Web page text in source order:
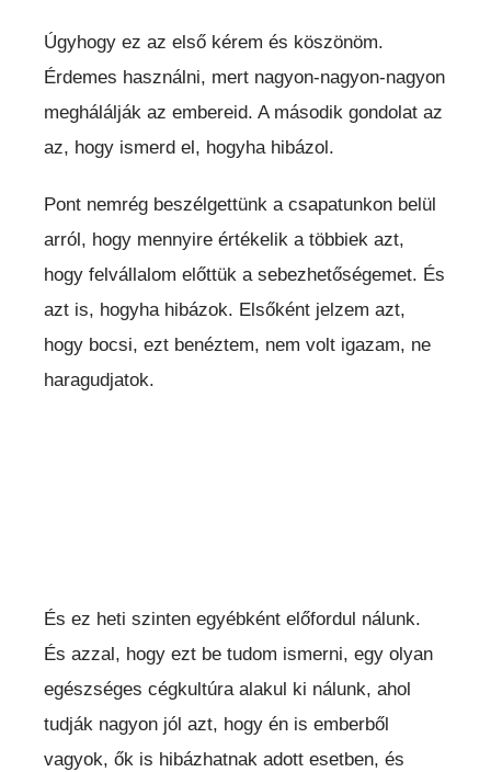
Úgyhogy ez az első kérem és köszönöm.
Érdemes használni, mert nagyon-nagyon-nagyon
meghálálják az embereid. A második gondolat az
az, hogy ismerd el, hogyha hibázol.
Pont nemrég beszélgettünk a csapatunkon belül
arról, hogy mennyire értékelik a többiek azt,
hogy felvállalom előttük a sebezhetőségemet. És
azt is, hogyha hibázok. Elsőként jelzem azt,
hogy bocsi, ezt benéztem, nem volt igazam, ne
haragudjatok.
És ez heti szinten egyébként előfordul nálunk.
És azzal, hogy ezt be tudom ismerni, egy olyan
egészséges cégkultúra alakul ki nálunk, ahol
tudják nagyon jól azt, hogy én is emberből
vagyok, ők is hibázhatnak adott esetben, és